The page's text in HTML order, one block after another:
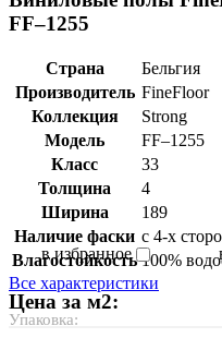
FF–1255
Страна
Бельгия
Производитель FineFloor
Коллекция
Strong
Модель
FF–1255
Класс
33
Толщина
4
Ширина
189
Наличие фаски с 4-х
Влагостойкость 100%
Все характеристики
в избранное
Цена за м2:
Упаковка: